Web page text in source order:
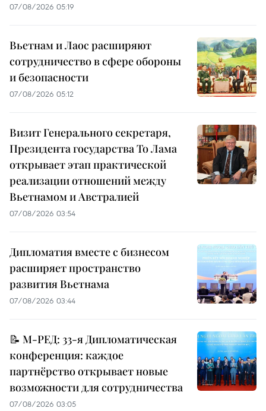
07/08/2026 05:19
Вьетнам и Лаос расширяют
сотрудничество в сфере обороны
и безопасности
07/08/2026 05:12
Визит Генерального секретаря,
Президента государства То Лама
открывает этап практической
реализации отношений между
Вьетнамом и Австралией
07/08/2026 03:54
Дипломатия вместе с бизнесом
расширяет пространство
развития Вьетнама
07/08/2026 03:44
📝 М-РЕД: 33-я Дипломатическая
конференция: каждое
партнёрство открывает новые
возможности для сотрудничества
07/08/2026 03:05